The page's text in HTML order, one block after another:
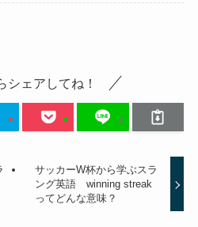
シェアしてね！
サッカーW杯から学ぶスラ
ング英語 winning streak
ってどんな意味？